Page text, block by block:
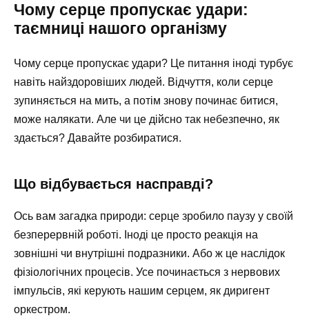
Чому серце пропускає удари:
таємниці нашого організму
Чому серце пропускає удари? Це питання іноді турбує
навіть найздоровіших людей. Відчуття, коли серце
зупиняється на мить, а потім знову починає битися,
може налякати. Але чи це дійсно так небезпечно, як
здається? Давайте розбиратися.
Що відбувається насправді?
Ось вам загадка природи: серце зробило паузу у своїй
безперервній роботі. Іноді це просто реакція на
зовнішні чи внутрішні подразники. Або ж це наслідок
фізіологічних процесів. Усе починається з нервових
імпульсів, які керують нашим серцем, як диригент
оркестром.